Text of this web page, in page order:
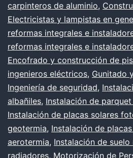
carpinteros de aluminio,
Electricistas y lampistas en
reformas integrales e
reformas integrales e
Encofrado y construcción de
ingenieros eléctricos, Gunitado
Ingeniería de seguridad,
albañiles, Instalación de
Instalación de placas solares
geotermia, Instalación de
aerotermia, Instalación de
radiadores, Motorización de